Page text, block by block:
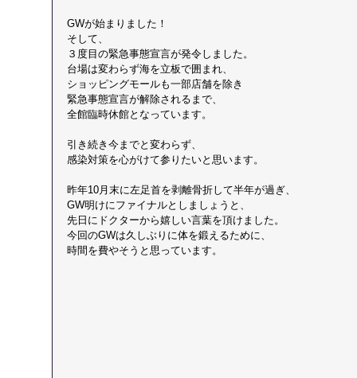
GWが始まりました！
そして、
３度目の緊急事態宣言が発令しました。
台場は変わらず海を立板で囲まれ、
ショッピングモールも一部店舗を除き
緊急事態宣言が解除されるまで、
全館臨時休館となっています。
引き続き今までと変わらず、
感染対策を心がけて参りたいと思います。
昨年10月末に左足首を剥離骨折して半年が過ぎ、
GW明けにファイナルとしましょうと、
先日にドクターから嬉しい言葉を頂けました。
今回のGWは久しぶりに体を鍛えるために、
時間を費やそうと思っています。